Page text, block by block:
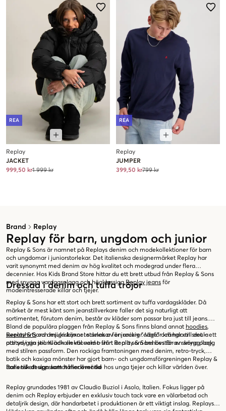
Brand Replay
Replay för barn, ungdom och junior
Replay & Sons är namnet på Replays denim och modekollektioner för barn
och ungdomar i juniorstorlekar. Det italienska designermärket Replay har
varit synonymt med denim av hög kvalitet och modegrad under flera
decennier. Hos Kids Brand Store hittar du ett brett utbud från Replay & Sons
med snygga vardagsplagg och högklassigaReplay jeans för
modeintresserade killar och tjejer.
Dressad i denim och tuffa tröjor
Replay & Sons har ett stort och brett sortiment av tuffa vardagskläder. Då
märket är mest känt som jeanstillverkare faller det sig naturligt att
sortimentet, förutom denim, består av kläder som passar bra just till jeans.
Bland de populära plaggen från Replay & Sons finns bland annat hoodies,
sweatshirtsoch mjukisbyxor i storlekar för juniorer. Varför krångla till det – ett
par snygga jeans och en väl vald t-shirt är allt som behövs för en snygg look.
Replay & Sons design kännetecknas av en rockig ”edge” och har en smula
attityd i sin stil. Klädkollektionerna från Replay & Sons består av sköna plagg
med stilren passform. Den rockiga framtoningen med denim, retro-tryck,
batik och kaxiga mönster har gjort barn- och ungdomsförgreningen Replay &
Sons till ett uppskattat modemärke hos unga tjejer och killar världen över.
Italiensk design som håller över tid
Replay grundades 1981 av Claudio Buziol i Asolo, Italien. Fokus ligger på
denim och Replay erbjuder en exklusiv touch tack vare en välarbetad och
detaljrik design, där handarbetet i produktionen är ett viktigt inslag. Replays
REA
Replay
JACKET
999,50 kr1 999 kr
REA
Replay
JUMPER
399,50 kr799 kr